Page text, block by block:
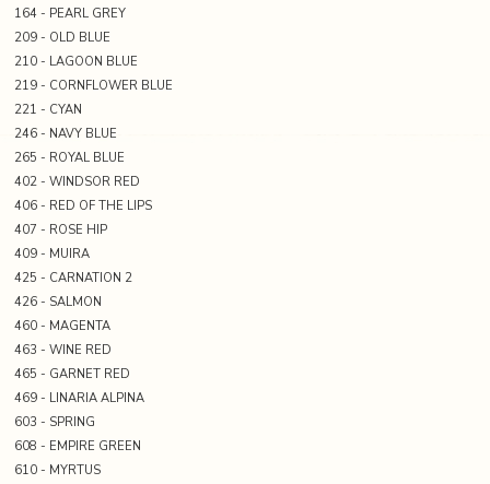
164 - PEARL GREY
209 - OLD BLUE
210 - LAGOON BLUE
219 - CORNFLOWER BLUE
221 - CYAN
246 - NAVY BLUE
265 - ROYAL BLUE
402 - WINDSOR RED
406 - RED OF THE LIPS
407 - ROSE HIP
409 - MUIRA
425 - CARNATION 2
426 - SALMON
460 - MAGENTA
463 - WINE RED
465 - GARNET RED
469 - LINARIA ALPINA
603 - SPRING
608 - EMPIRE GREEN
610 - MYRTUS